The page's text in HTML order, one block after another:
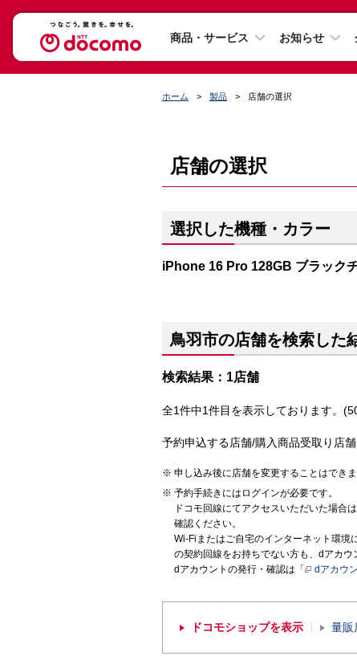
商品・サービス お知らせ
ホーム 製品 店舗の選択
店舗の選択
選択した機種・カラー
iPhone 16 Pro 128GB ブラック
鳥羽市の店舗を検索した
検索結果：1店舗
全1件中1件目を表示しております。
予約申込する店舗/購入商品受取り店舗
申し込み後に店舗を変更することはできま
予約手続きにはログインが必要です。
ドコモ回線にてアクセスいただいた場合
確認ください。
Wi-Fiまたはご自宅のインターネット環境
の契約回線をお持ちでない方も、dアカウ
dアカウントの発行・確認は「
dアカウ
ドコモショップを表示 量販